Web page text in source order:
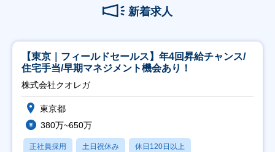
新着求人
【東京｜フィールドセールス】年4回昇給チャンス/
住宅手当/早期マネジメント機会あり！
株式会社クオレガ
東京都
380万~650万
正社員採用 土日祝休み 休日120日以上